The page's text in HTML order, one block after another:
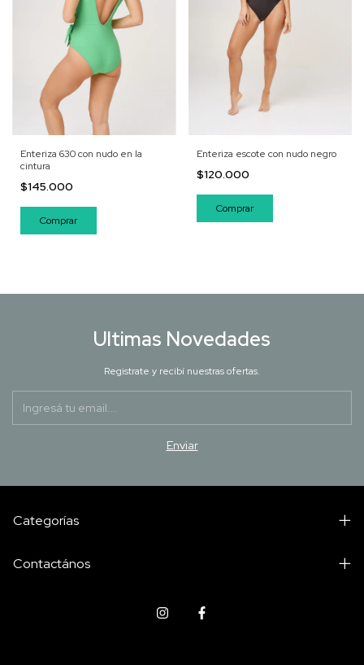
Enteriza 630 con nudo en la
cintura
$145.000
Comprar
Enteriza escote con nudo negro
$120.000
Comprar
Ultimas Novedades
Registrate y recibí nuestras ofertas.
Categorías
Contactános